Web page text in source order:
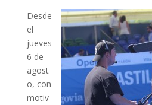
Desde
el
jueves
6 de
agost
o, con
motiv